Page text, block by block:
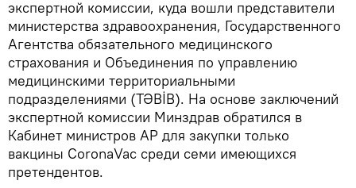
экспертной комиссии, куда вошли представители
министерства здравоохранения, Государственного
Агентства обязательного медицинского
страхования и Объединения по управлению
медицинскими территориальными
подразделениями (TƏBİB). На основе заключений
экспертной комиссии Минздрав обратился в
Кабинет министров АР для закупки только
вакцины СoronaVac среди семи имеющихся
претендентов.